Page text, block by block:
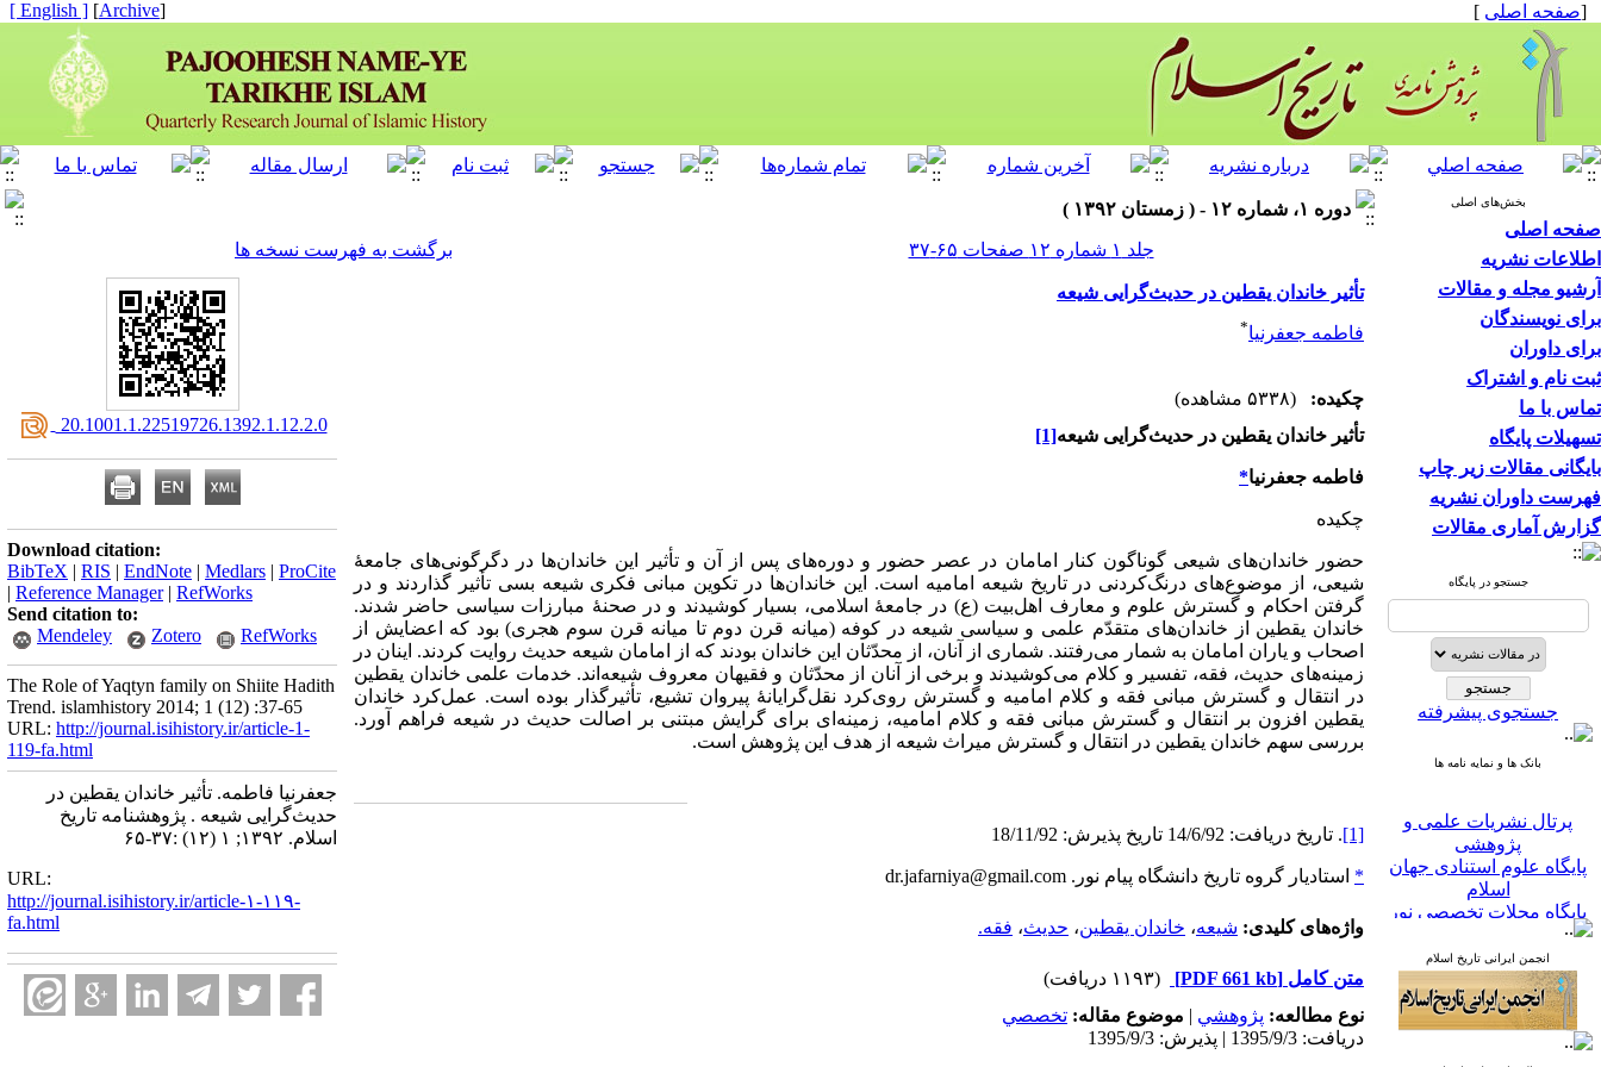
[صفحه اصلی ]
[
Archive
]
[ English ]
بخش‌های اصلی
صفحه اصلی
اطلاعات نشریه
آرشیو مجله و مقالات
برای نویسندگان
برای داوران
ثبت نام و اشتراک
تماس با ما
تسهیلات پایگاه
بایگانی مقالات زیر چاپ
فهرست داوران نشریه
گزارش آماری مقالات
جستجو در پایگاه
جستجوی پیشرفته
بانک ها و نمایه نامه ها
پرتال نشریات علمی و
پژوهشی
پایگاه علوم استنادی جهان
اسلام
پایگاه مجلات تخصصی نور
پایگاه مرکز اطلاعات جهاد
دانشگاهی
پرتال جامع علوم انسانی
بانک اطلاعات نشریات
کشور
انجمن ایرانی تاریخ اسلام
دوره ۱، شماره ۱۲ - ( زمستان ۱۳۹۲ )
جلد ۱ شماره ۱۲ صفحات ۶۵-۳۷
برگشت به فهرست نسخه ها
تأثیر خاندان یقطین در حدیث‌گرایی شیعه
فاطمه جعفرنیا*
چکیده:
(۵۳۳۸ مشاهده)
تأثیر خاندان یقطین در حدیث‌گرایی شیعه[1]
فاطمه جعفرنیا*
چکیده
حضور خاندان‌های شیعی گوناگون کنار امامان در عصر حضور و دورههای پس از آن و تأثیر این خاندان‌ها در دگرگونیهای جامعۀ
شیعی، از موضوع‌های درنگ‌کردنی در تاریخ شیعه امامیه است. این خاندان‌‌ها در تکوین مبانی فکری شیعه بسی تأثیر گذاردند و در
گرفتن احکام و گسترش علوم و معارف اهل‌بیت (ع) در جامعۀ اسلامی، بسیار کوشیدند و در صحنۀ مبارزات سیاسی حاضر شدند.
خاندان یقطین از خاندان‌های متقدّم علمی و سیاسی شیعه در کوفه (میانه قرن دوم تا میانه قرن سوم هجری) بود که اعضایش از
اصحاب و یاران امامان به شمار میرفتند. شماری از آنان، از محدّثان این خاندان بودند که از امامان شیعه حدیث روایت کردند. اینان در
زمینه‌های حدیث، فقه، تفسیر و کلام می‌کوشیدند و برخی از آنان از محدّثان و فقیهان معروف شیعه‌اند. خدمات علمی خاندان یقطین
در انتقال و گسترش مبانی فقه و کلام امامیه و گسترش روی‌کرد نقل‌گرایانۀ پیروان تشیع، تأثیرگذار بوده است. عمل‌کرد خاندان
یقطین افزون بر انتقال و گسترش مبانی فقه و کلام امامیه، زمینه‌ای برای گرایش مبتنی بر اصالت حدیث در شیعه فراهم آورد.
بررسی سهم خاندان یقطین در انتقال و گسترش میراث شیعه از هدف این پژوهش است.
[1]. تاریخ دریافت: 14/6/92 تاریخ پذیرش: 18/11/92
* استادیار گروه تاریخ دانشگاه پیام نور. dr.jafarniya@gmail.com
واژه‌های کلیدی: شیعه، خاندان یقطین، حدیث، فقه.
متن کامل [PDF 661 kb]
(۱۱۹۳ دریافت)
نوع مطالعه: پژوهشي | موضوع مقاله: تخصصي
دریافت: 1395/9/3 | پذیرش: 1395/9/3
‎ 20.1001.1.22519726.1392.1.12.2.0
Download citation:
BibTeX | RIS | EndNote | Medlars | ProCite
| Reference Manager| RefWorks
Send citation to:
Mendeley
Zotero RefWorks
The Role of Yaqtyn family on Shiite Hadith
Trend. islamhistory 2014; 1 (12) :37-65
URL: http://journal.isihistory.ir/article-1-
119-fa.html
جعفرنیا فاطمه. تأثیر خاندان یقطین در
حدیث‌گرایی شیعه . پژوهشنامه تاریخ
اسلام. ۱۳۹۲; ۱ (۱۲) :۳۷-۶۵
URL:
http://journal.isihistory.ir/article-۱-۱۱۹-
fa.html